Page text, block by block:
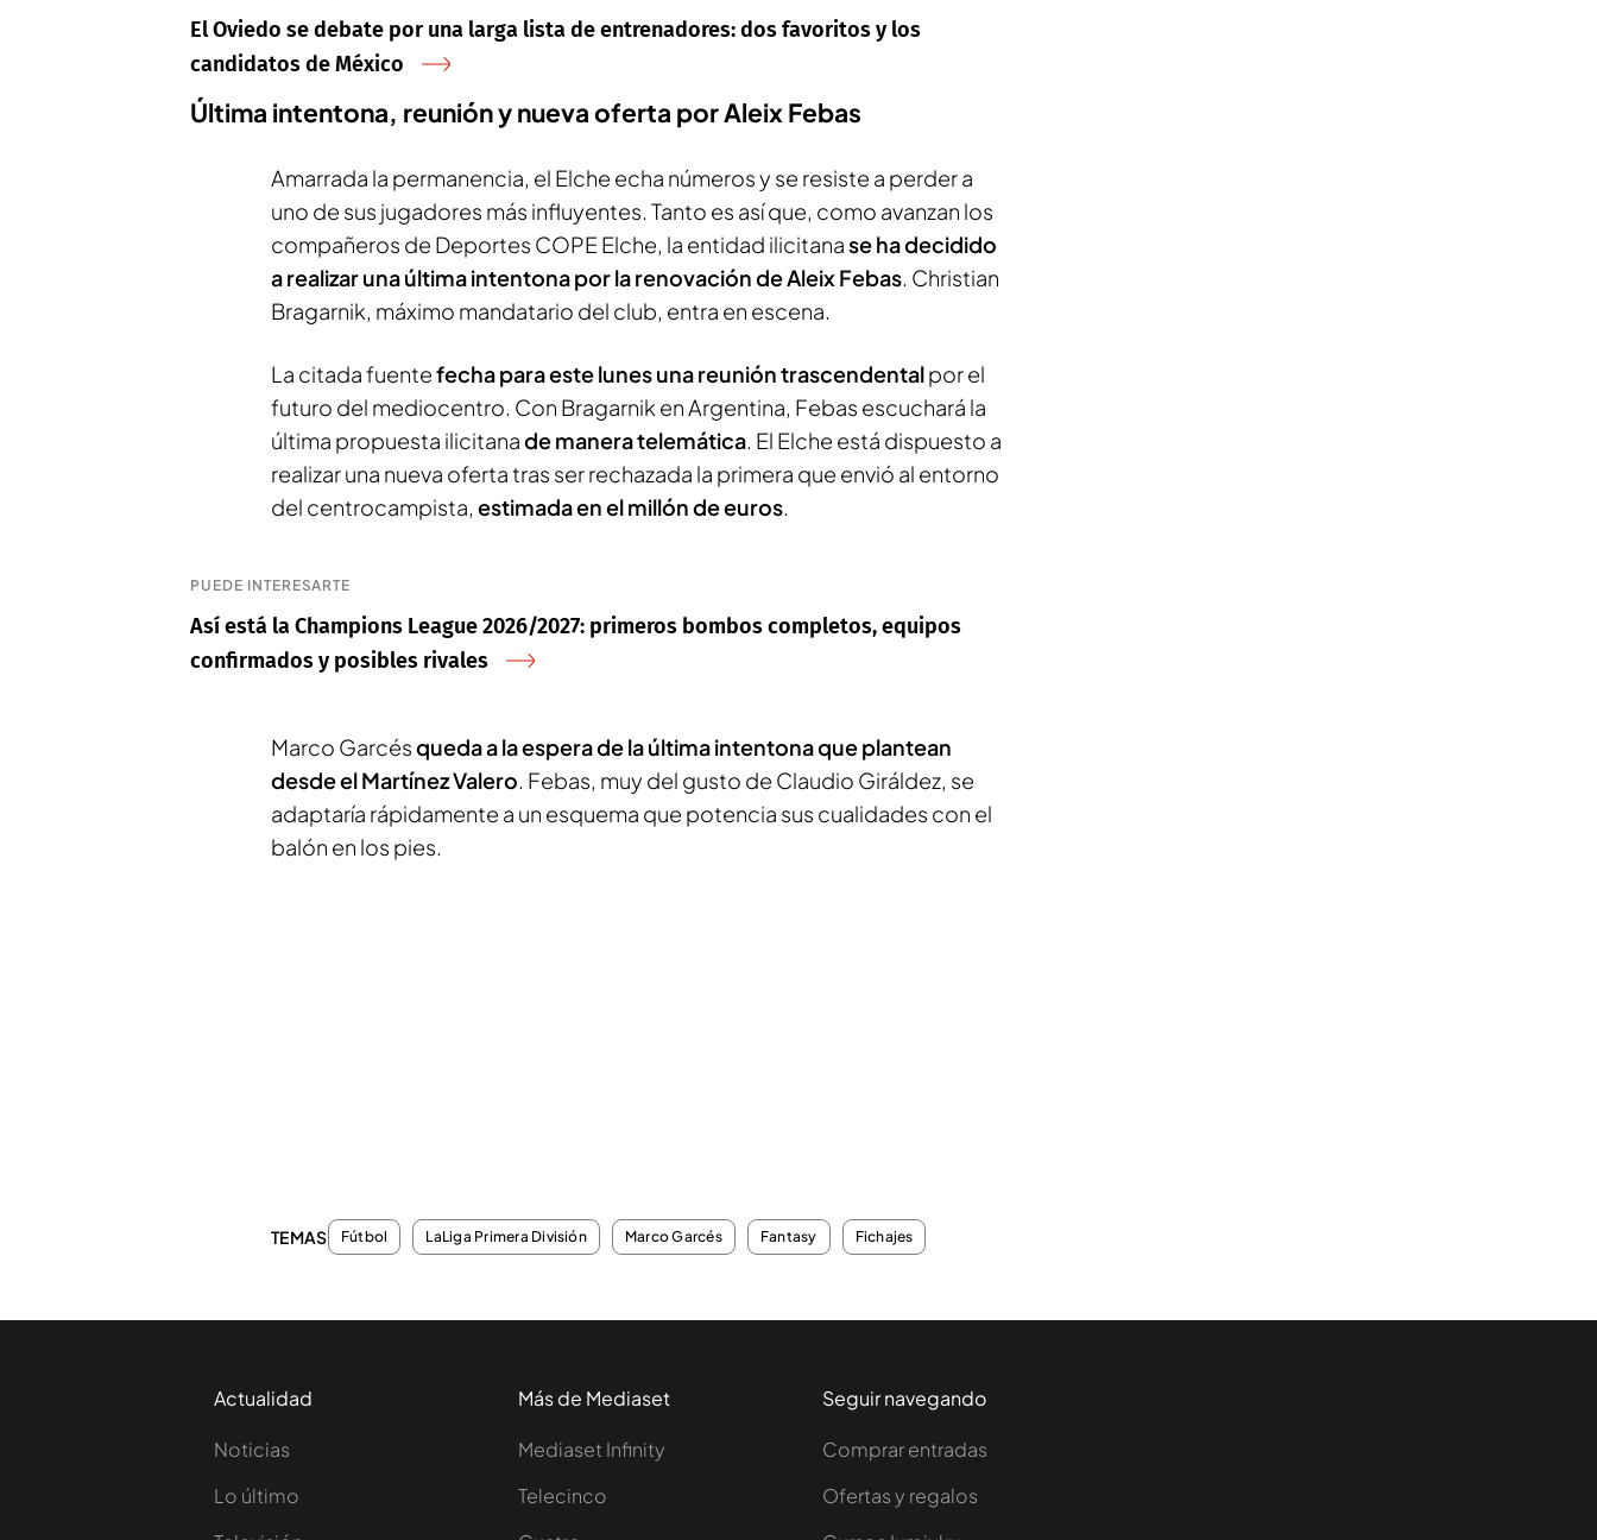
El Oviedo se debate por una larga lista de entrenadores: dos favoritos y los
candidatos de México
Última intentona, reunión y nueva oferta por Aleix Febas
Amarrada la permanencia, el Elche echa números y se resiste a perder a
uno de sus jugadores más influyentes. Tanto es así que, como avanzan los
compañeros de Deportes COPE Elche, la entidad ilicitanase ha decidido
a realizar una última intentona por la renovación de Aleix Febas. Christian
Bragarnik, máximo mandatario del club, entra en escena.
La citada fuentefecha para este lunes una reunión trascendentalpor el
futuro del mediocentro. Con Bragarnik en Argentina, Febas escuchará la
última propuesta ilicitanade manera telemática. El Elche está dispuesto a
realizar una nueva oferta tras ser rechazada la primera que envió al entorno
del centrocampista, estimada en el millón de euros.
PUEDE INTERESARTE
Así está la Champions League 2026/2027: primeros bombos completos, equipos
confirmados y posibles rivales
Marco Garcésqueda a la espera de la última intentona que plantean
desde el Martínez Valero. Febas, muy del gusto de Claudio Giráldez, se
adaptaría rápidamente a un esquema que potencia sus cualidades con el
balón en los pies.
TEMAS Fútbol LaLiga Primera División Marco Garcés Fantasy Fichajes
Actualidad
Noticias
Lo último
Más de Mediaset
Mediaset Infinity
Telecinco
Seguir navegando
Comprar entradas
Ofertas y regalos